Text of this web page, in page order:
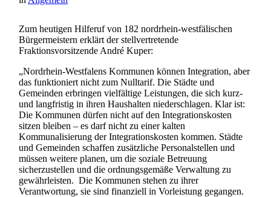
Zum heutigen Hilferuf von 182 nordrhein-westfälischen
Bürgermeistern erklärt der stellvertretende
Fraktionsvorsitzende André Kuper:
„Nordrhein-Westfalens Kommunen können Integration, aber
das funktioniert nicht zum Nulltarif. Die Städte und
Gemeinden erbringen vielfältige Leistungen, die sich kurz-
und langfristig in ihren Haushalten niederschlagen. Klar ist:
Die Kommunen dürfen nicht auf den Integrationskosten
sitzen bleiben – es darf nicht zu einer kalten
Kommunalisierung der Integrationskosten kommen. Städte
und Gemeinden schaffen zusätzliche Personalstellen und
müssen weitere planen, um die soziale Betreuung
sicherzustellen und die ordnungsgemäße Verwaltung zu
gewährleisten. Die Kommunen stehen zu ihrer
Verantwortung, sie sind finanziell in Vorleistung gegangen.